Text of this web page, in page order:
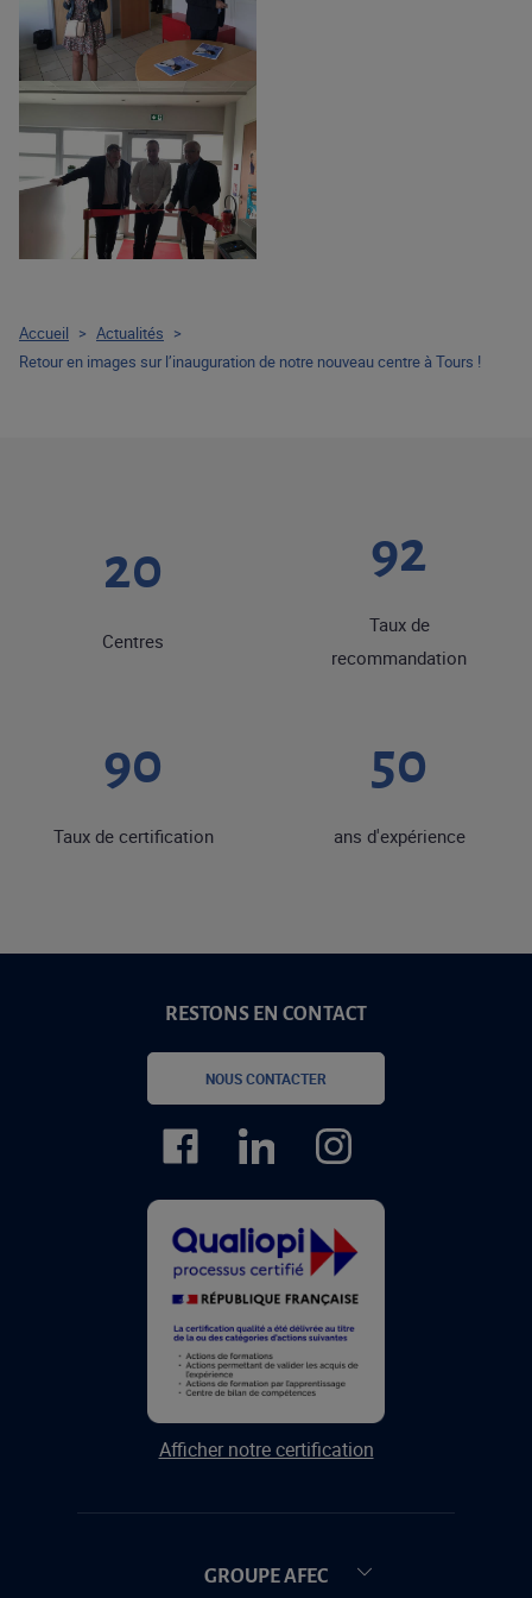
20
Centres
92
Taux de
recommandation
90
Taux de certification
50
ans d'expérience
RESTONS EN CONTACT
NOUS CONTACTER
Afficher notre certification
GROUPE AFEC
Accueil > Actualités >
Retour en images sur l’inauguration de notre nouveau centre à Tours !